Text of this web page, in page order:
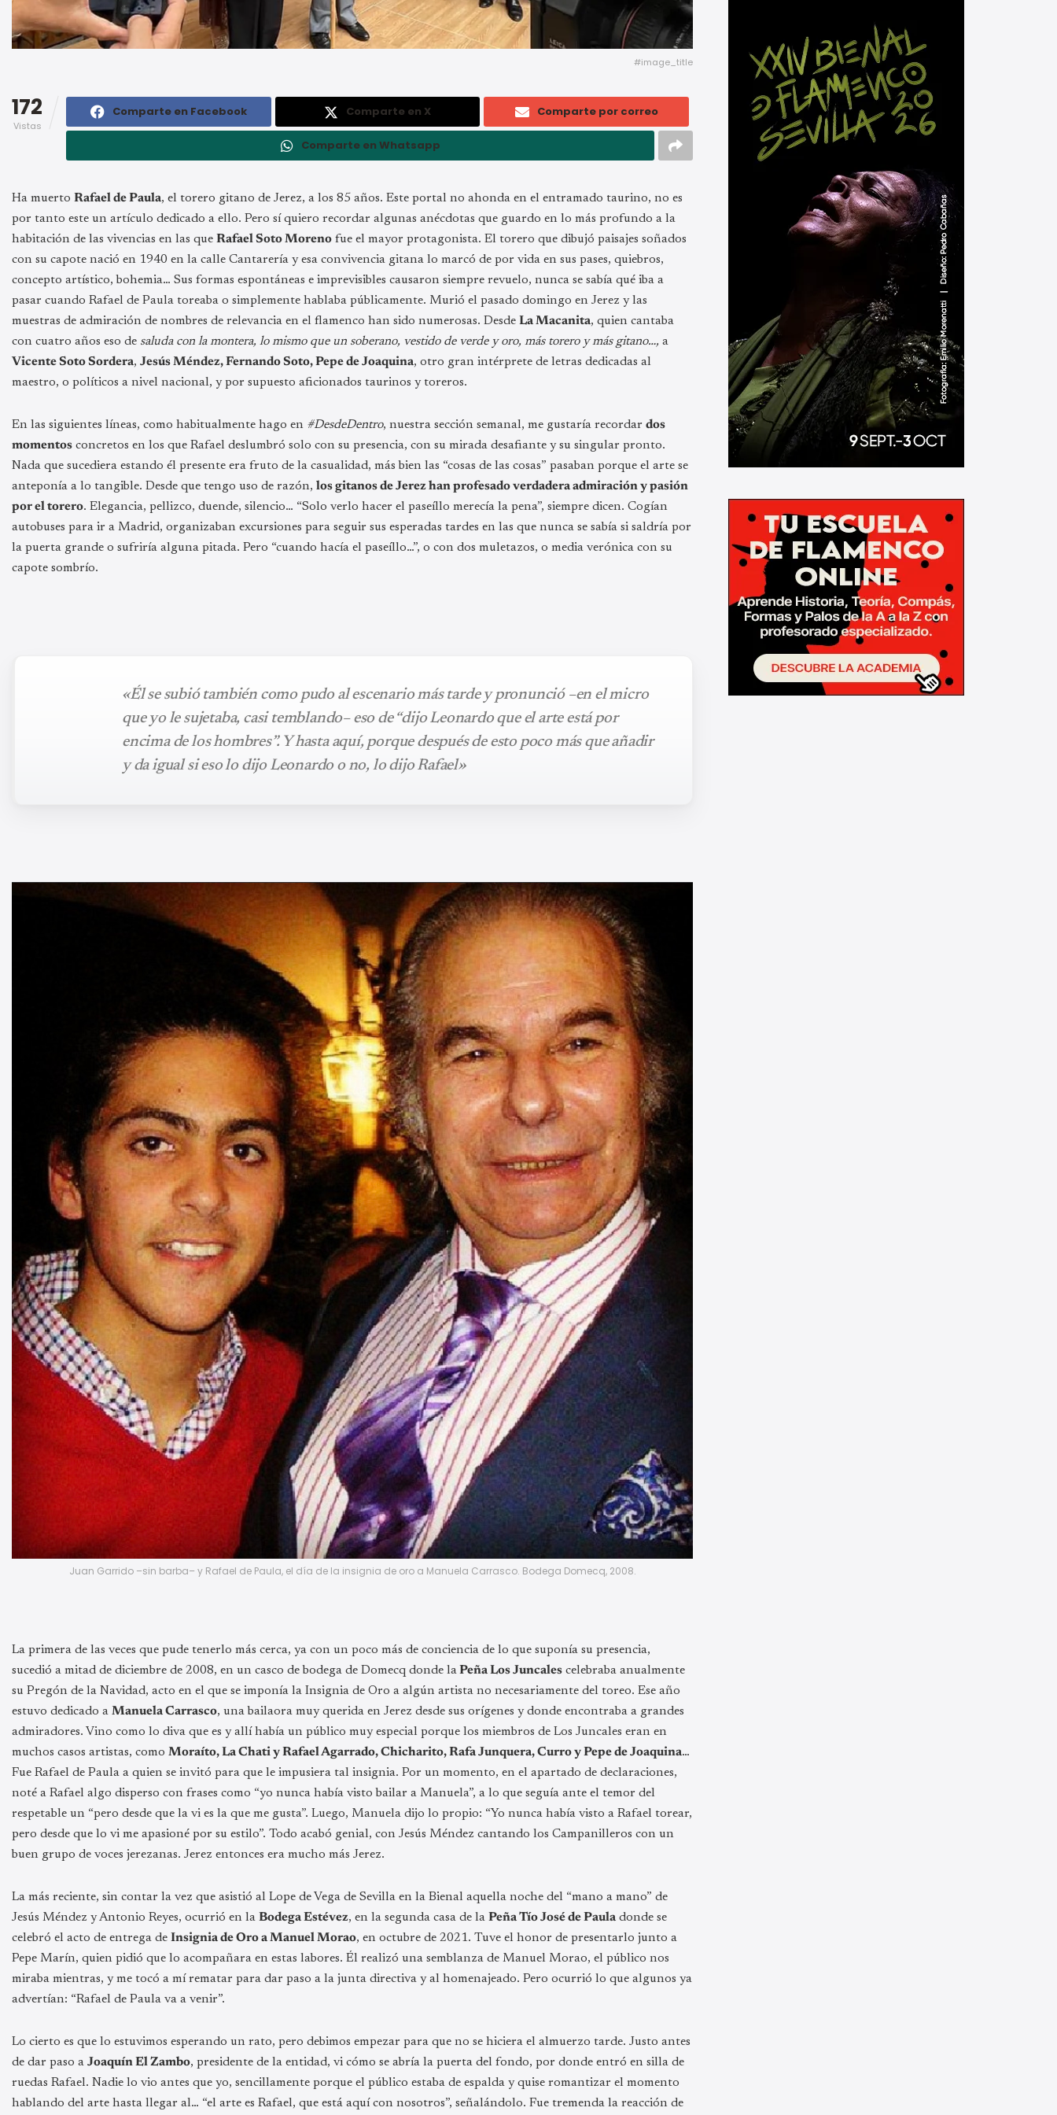
#image_title
172
Vistas
Comparte en Facebook Comparte en X Comparte por correo
Comparte en Whatsapp
Ha muerto Rafael de Paula, el torero gitano de Jerez, a los 85 años. Este portal no ahonda en el entramado taurino, no es
por tanto este un artículo dedicado a ello. Pero sí quiero recordar algunas anécdotas que guardo en lo más profundo a la
habitación de las vivencias en las que Rafael Soto Moreno fue el mayor protagonista. El torero que dibujó paisajes soñados
con su capote nació en 1940 en la calle Cantarería y esa convivencia gitana lo marcó de por vida en sus pases, quiebros,
concepto artístico, bohemia… Sus formas espontáneas e imprevisibles causaron siempre revuelo, nunca se sabía qué iba a
pasar cuando Rafael de Paula toreaba o simplemente hablaba públicamente. Murió el pasado domingo en Jerez y las
muestras de admiración de nombres de relevancia en el flamenco han sido numerosas. Desde La Macanita, quien cantaba
con cuatro años eso de saluda con la montera, lo mismo que un soberano, vestido de verde y oro, más torero y más gitano…, a
Vicente Soto Sordera, Jesús Méndez, Fernando Soto, Pepe de Joaquina, otro gran intérprete de letras dedicadas al
maestro, o políticos a nivel nacional, y por supuesto aficionados taurinos y toreros.
En las siguientes líneas, como habitualmente hago en #DesdeDentro, nuestra sección semanal, me gustaría recordar dos
momentos concretos en los que Rafael deslumbró solo con su presencia, con su mirada desafiante y su singular pronto.
Nada que sucediera estando él presente era fruto de la casualidad, más bien las “cosas de las cosas” pasaban porque el arte se
anteponía a lo tangible. Desde que tengo uso de razón, los gitanos de Jerez han profesado verdadera admiración y pasión
por el torero. Elegancia, pellizco, duende, silencio… “Solo verlo hacer el paseíllo merecía la pena”, siempre dicen. Cogían
autobuses para ir a Madrid, organizaban excursiones para seguir sus esperadas tardes en las que nunca se sabía si saldría por
la puerta grande o sufriría alguna pitada. Pero “cuando hacía el paseíllo…”, o con dos muletazos, o media verónica con su
capote sombrío.
«Él se subió también como pudo al escenario más tarde y pronunció –en el micro
que yo le sujetaba, casi temblando– eso de “dijo Leonardo que el arte está por
encima de los hombres”. Y hasta aquí, porque después de esto poco más que añadir
y da igual si eso lo dijo Leonardo o no, lo dijo Rafael»
Juan Garrido –sin barba– y Rafael de Paula, el día de la insignia de oro a Manuela Carrasco. Bodega Domecq, 2008.
La primera de las veces que pude tenerlo más cerca, ya con un poco más de conciencia de lo que suponía su presencia,
sucedió a mitad de diciembre de 2008, en un casco de bodega de Domecq donde laPeña Los Juncales celebraba anualmente
su Pregón de la Navidad, acto en el que se imponía la Insignia de Oro a algún artista no necesariamente del toreo. Ese año
estuvo dedicado a Manuela Carrasco, una bailaora muy querida en Jerez desde sus orígenes y donde encontraba a grandes
admiradores. Vino como lo diva que es y allí había un público muy especial porque los miembros de Los Juncales eran en
muchos casos artistas, como Moraíto, La Chati y Rafael Agarrado, Chicharito, Rafa Junquera, Curro y Pepe de Joaquina…
Fue Rafael de Paula a quien se invitó para que le impusiera tal insignia. Por un momento, en el apartado de declaraciones,
noté a Rafael algo disperso con frases como “yo nunca había visto bailar a Manuela”, a lo que seguía ante el temor del
respetable un “pero desde que la vi es la que me gusta”. Luego, Manuela dijo lo propio: “Yo nunca había visto a Rafael torear,
pero desde que lo vi me apasioné por su estilo”. Todo acabó genial, con Jesús Méndez cantando los Campanilleros con un
buen grupo de voces jerezanas. Jerez entonces era mucho más Jerez.
La más reciente, sin contar la vez que asistió al Lope de Vega de Sevilla en la Bienal aquella noche del “mano a mano” de
Jesús Méndez y Antonio Reyes, ocurrió en la Bodega Estévez, en la segunda casa de la Peña Tío José de Paula donde se
celebró el acto de entrega de Insignia de Oro a Manuel Morao, en octubre de 2021. Tuve el honor de presentarlo junto a
Pepe Marín, quien pidió que lo acompañara en estas labores. Él realizó una semblanza de Manuel Morao, el público nos
miraba mientras, y me tocó a mí rematar para dar paso a la junta directiva y al homenajeado. Pero ocurrió lo que algunos ya
advertían: “Rafael de Paula va a venir”.
Lo cierto es que lo estuvimos esperando un rato, pero debimos empezar para que no se hiciera el almuerzo tarde. Justo antes
de dar paso a Joaquín El Zambo, presidente de la entidad, vi cómo se abría la puerta del fondo, por donde entró en silla de
ruedas Rafael. Nadie lo vio antes que yo, sencillamente porque el público estaba de espalda y quise romantizar el momento
hablando del arte hasta llegar al… “el arte es Rafael, que está aquí con nosotros”, señalándolo. Fue tremenda la reacción de